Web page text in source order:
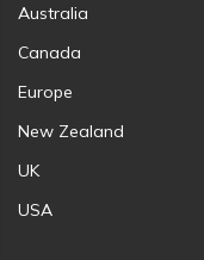
Australia
Canada
Europe
New Zealand
UK
USA